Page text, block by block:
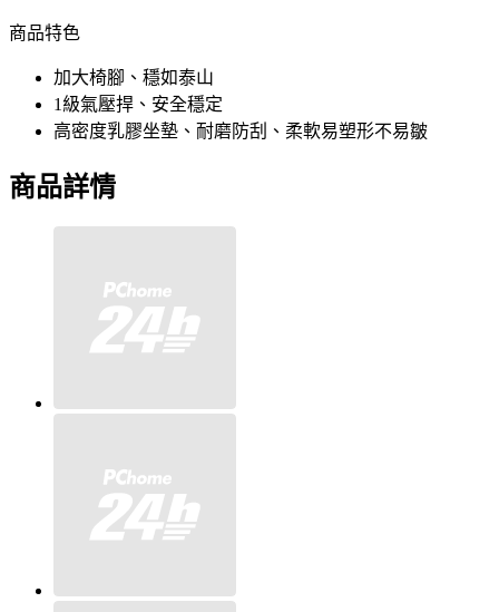
商品特色
加大椅腳、穩如泰山
1級氣壓捍、安全穩定
高密度乳膠坐墊、耐磨防刮、柔軟易塑形不易皺
商品詳情